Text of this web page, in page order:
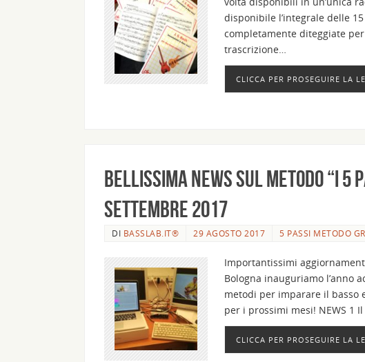
disponibile l’integrale delle
completamente diteggiate
trascrizione…
CLICCA PER PROSEGUIRE LA
Bellissima news sul metodo “I 5
settembre 2017
DI BASSLAB.IT® 29 AGOSTO 2017 5 PASSI METODO
Importantissimi
Bologna inauguriamo l’anno
metodi per imparare il basso
per i prossimi mesi! NEWS 1
CLICCA PER PROSEGUIRE LA